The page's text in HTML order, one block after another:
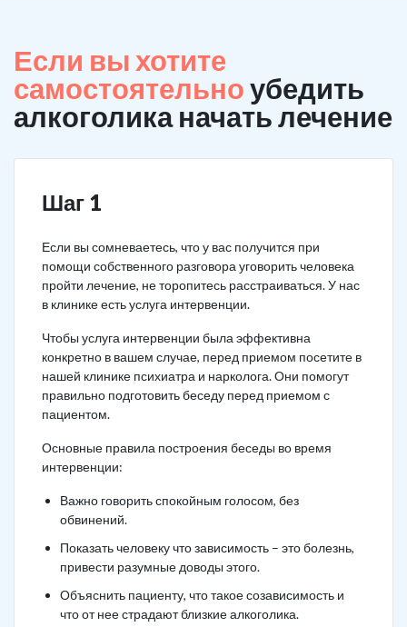
Если вы хотите
самостоятельноубедить
алкоголика начать лечение
Шаг 1
Если вы сомневаетесь, что у вас получится при
помощи собственного разговора уговорить человека
пройти лечение, не торопитесь расстраиваться. У нас
в клинике есть услуга интервенции.
Чтобы услуга интервенции была эффективна
конкретно в вашем случае, перед приемом посетите в
нашей клинике психиатра и нарколога. Они помогут
правильно подготовить беседу перед приемом с
пациентом.
Основные правила построения беседы во время
интервенции:
Важно говорить спокойным голосом, без
обвинений.
Показать человеку что зависимость – это болезнь,
привести разумные доводы этого.
Объяснить пациенту, что такое созависимость и
что от нее страдают близкие алкоголика.